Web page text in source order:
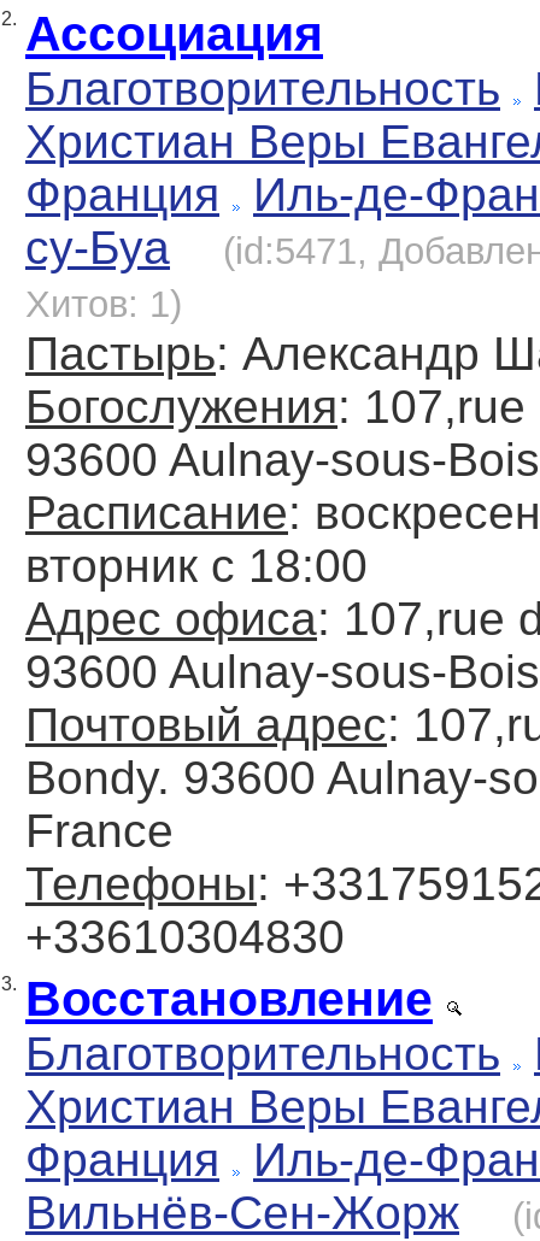
2. Ассоциация
Благотворительность
Христиан Веры
Франция
Иль-де-
су-Буа
(id:5471,
Хитов: 1)
Пастырь: Александр
Богослужения: 107,rue
93600 Aulnay-sous-Bois
Расписание:
вторник с 18:00
Адрес офиса: 107,rue
93600 Aulnay-sous-Bois
Почтовый адрес:
Bondy. 93600 Aulnay-
France
Телефоны:
+33610304830
3. Восстановление
Благотворительность
Христиан Веры
Франция
Иль-де-
Вильнёв-Сен-Жорж